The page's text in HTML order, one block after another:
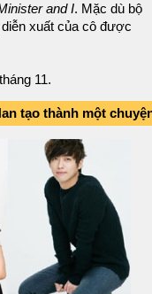
and I. Mặc dù bộ
xuất của cô được
11.
tạo thành một